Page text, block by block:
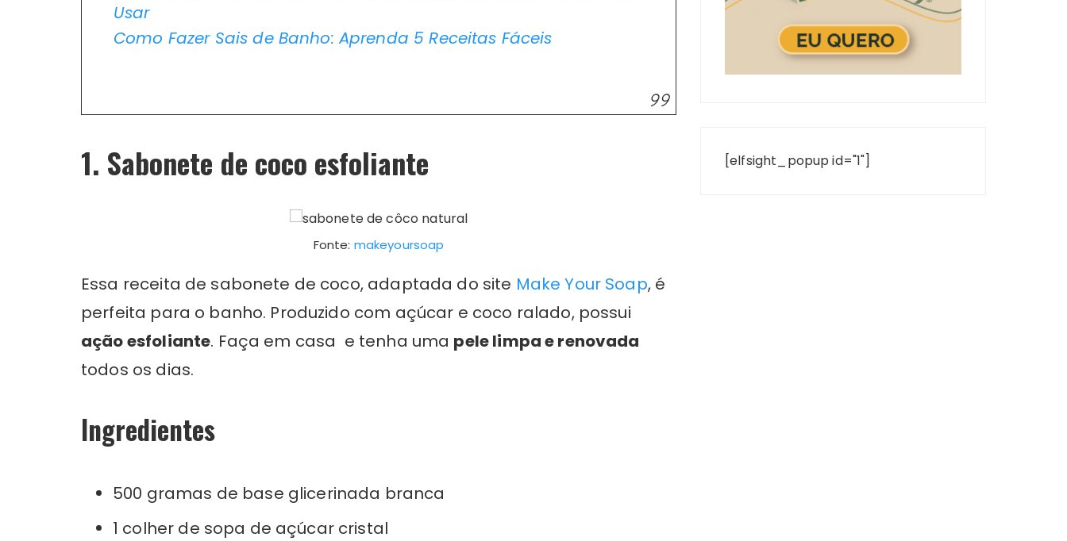
Usar
Como Fazer Sais de Banho: Aprenda 5 Receitas Fáceis
1. Sabonete de coco esfoliante
Fonte: makeyoursoap
Essa receita de sabonete de coco, adaptada do site Make Your Soap, é
perfeita para o banho. Produzido com açúcar e coco ralado, possui
ação esfoliante. Faça em casa e tenha uma pele limpa e renovada
todos os dias.
Ingredientes
500 gramas de base glicerinada branca
1 colher de sopa de açúcar cristal
[elfsight_popup id="1"]